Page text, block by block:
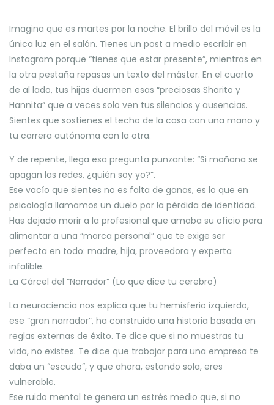
Imagina que es martes por la noche. El brillo del móvil es la
única luz en el salón. Tienes un post a medio escribir en
Instagram porque “tienes que estar presente”, mientras en
la otra pestaña repasas un texto del máster. En el cuarto
de al lado, tus hijas duermen esas “preciosas Sharito y
Hannita” que a veces solo ven tus silencios y ausencias.
Sientes que sostienes el techo de la casa con una mano y
tu carrera autónoma con la otra.
Y de repente, llega esa pregunta punzante: “Si mañana se
apagan las redes, ¿quién soy yo?”.
Ese vacío que sientes no es falta de ganas, es lo que en
psicología llamamos un duelo por la pérdida de identidad.
Has dejado morir a la profesional que amaba su oficio para
alimentar a una “marca personal” que te exige ser
perfecta en todo: madre, hija, proveedora y experta
infalible.
La Cárcel del “Narrador” (Lo que dice tu cerebro)
La neurociencia nos explica que tu hemisferio izquierdo,
ese “gran narrador”, ha construido una historia basada en
reglas externas de éxito. Te dice que si no muestras tu
vida, no existes. Te dice que trabajar para una empresa te
daba un “escudo”, y que ahora, estando sola, eres
vulnerable.
Ese ruido mental te genera un estrés medio que, si no